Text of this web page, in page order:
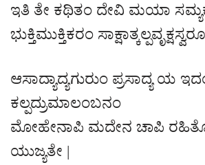
ಇತಿ ತೇ ಕಥಿತಂ ದೇವಿ ಮಯಾ
ಭುಕ್ತಿಮುಕ್ತಿಕರಂ
ಆಸಾದ್ಯಾದ್ಯಗುರುಂ ಪ್ರಸಾದ್ಯ ಯ
ಕಲ್ಪದ್ರುಮಾಲಂಬನಂ
ಮೋಹೇನಾಪಿ ಮದೇನ ಚಾಪಿ
ಯುಜ್ಯತೇ |